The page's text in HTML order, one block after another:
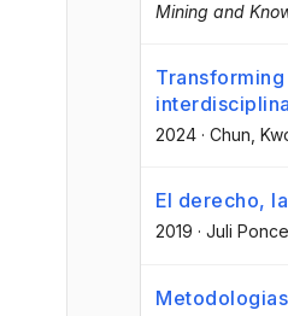
Mining and
2024 · Chun,
El derecho,
2019 · Juli